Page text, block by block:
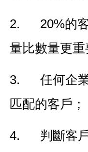
2. 20%的客
量比數量更重
3. 任何企業
匹配的客戶；
4. 判斷客戶